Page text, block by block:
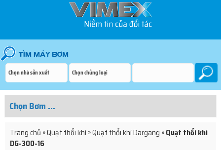
Trang chủ »Quạt thổi khí»Quạt thổi khí Dargang »Quạt thổi khí
DG-300-16